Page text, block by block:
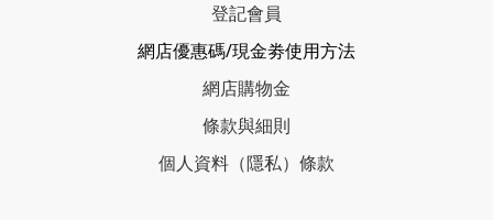
登記會員
網店優惠碼/現金劵使用方法
網店購物金
條款與細則
個人資料（隱私）條款